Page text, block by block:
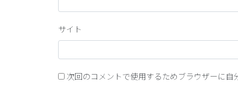
サイト
次回のコメントで使用するためブラウザーに自